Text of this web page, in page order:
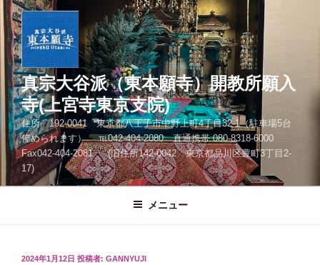
コ
ン
テ
ン
へ
ス
キ
ッ
プ
真宗大谷派（東本願寺）開教所願入
寺(上宮寺東京支院)
住所 192-0041 東京都八王子市中野上町4丁目32-1（駐車場5台
停められます） ℡042-404-2080 直通携帯 080-8318-6000
Fax042-404-2081 (旧住所142-0042 東京都品川区豊町3丁目2-
17)
メニュー
投
2024年1月12日 投稿者: GANNYUJI